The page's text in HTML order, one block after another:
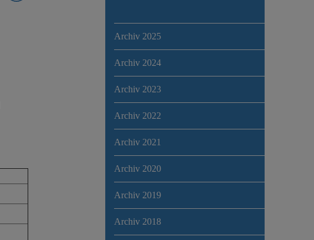
Archiv 2025
Archiv 2024
Archiv 2023
Archiv 2022
Archiv 2021
Archiv 2020
Archiv 2019
Archiv 2018